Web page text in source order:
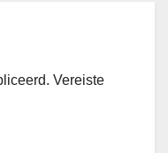
Vereiste